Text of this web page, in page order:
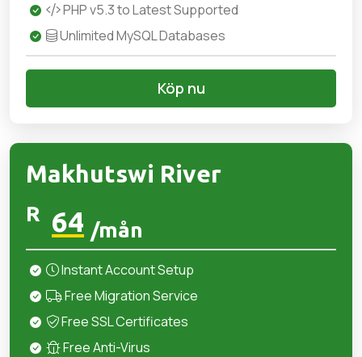
PHP v5.3 to Latest Supported
Unlimited MySQL Databases
Köp nu
Makhutswi River
R 64 /mån
Instant Account Setup
Free Migration Service
Free SSL Certificates
Free Anti-Virus